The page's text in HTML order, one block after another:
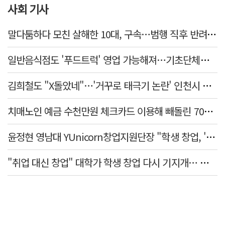
사회 기사
말다툼하다 모친 살해한 10대, 구속…범행 직후 반려견도 죽여
일반음식점도 '푸드트럭' 영업 가능해져…기초단체별 조례 개정 움직임
김희철도 "X돌았네"…'거꾸로 태극기 논란' 인천시 현수막, 이틀 만에 철거
치매노인 예금 수천만원 체크카드 이용해 빼돌린 70대 간병인, 집행유예
윤정현 영남대 YUnicorn창업지원단장 "학생 창업, '팀 빌딩'이 제일 중요"
"취업 대신 창업" 대학가 학생 창업 다시 기지개… 창업자·기업·매출 동반 성장